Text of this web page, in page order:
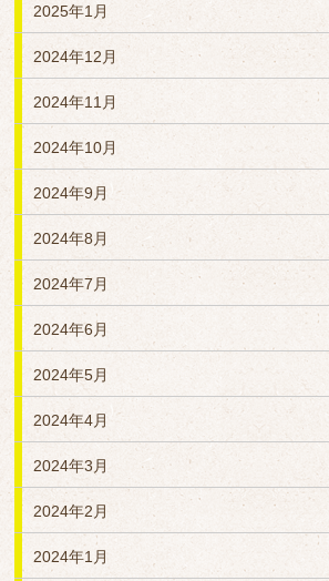
2025年1月
2024年12月
2024年11月
2024年10月
2024年9月
2024年8月
2024年7月
2024年6月
2024年5月
2024年4月
2024年3月
2024年2月
2024年1月